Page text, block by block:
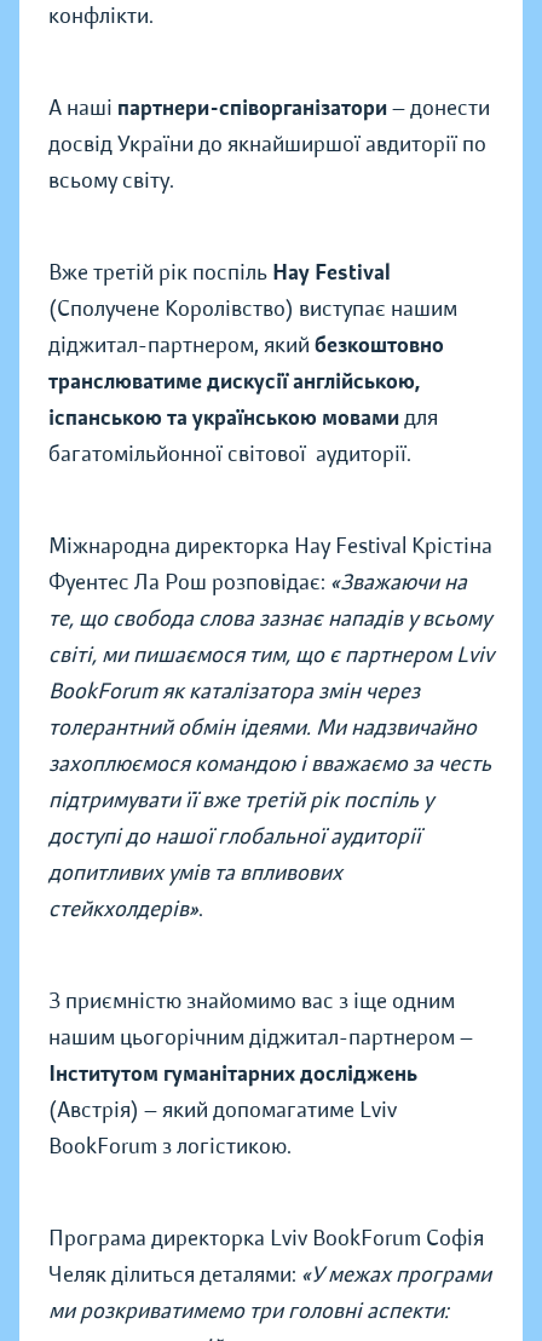
конфлікти.
А наші партнери-співорганізатори— донести
досвід України до якнайширшої авдиторії по
всьому світу.
Вже третій рік поспіль Hay Festival
(Сполучене Королівство) виступає нашим
діджитал-партнером, який безкоштовно
транслюватиме дискусії англійською,
іспанською та українською мовамидля
багатомільйонної світової аудиторії.
Міжнародна директорка Hay Festival Крістіна
Фуентес Ла Рош розповідає: «Зважаючи на
те, що свобода слова зазнає нападів у всьому
світі, ми пишаємося тим, що є партнером Lviv
BookForum як каталізатора змін через
толерантний обмін ідеями. Ми надзвичайно
захоплюємося командою і вважаємо за честь
підтримувати її вже третій рік поспіль у
доступі до нашої глобальної аудиторії
допитливих умів та впливових
стейкхолдерів».
З приємністю знайомимо вас з іще одним
нашим цьогорічним діджитал-партнером —
Інститутом гуманітарних досліджень
(Австрія) — який допомагатиме Lviv
BookForum з логістикою.
Програма директорка Lviv BookForum Софія
Челяк ділиться деталями: «У межах програми
ми розкриватимемо три головні аспекти: